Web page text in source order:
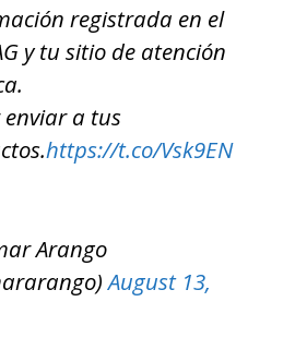
registrada en el
y tu sitio de atención
enviar a tus
https://t.co/Vsk9EN
Arango
August 13,